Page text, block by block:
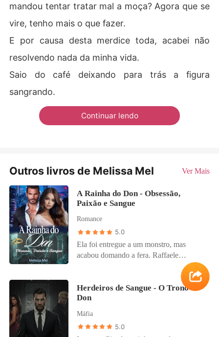
mandou tentar tratar mal a moça? Agora que se
vire, tenho mais o que fazer.
E por causa desta merdice toda, acabei não
resolvendo nada da minha vida.
Saio do café deixando para trás a figura
sangrando.
Continuar lendo
Outros livros de Melissa Mel Ver Mais
A Rainha do Don - Obsessão,
Paixão e Sangue
Romance
5.0
Ela foi entregue a um monstro, mas
acabou domando a fera. Raffaele
Valentini é um rei sem misericórdia, um
Don implacável que governa com sangue
e medo. O poder corre em suas veias, e a
lealdade se conquista com ferro e fogo.
Bianca Corsini foi sacrificada como uma
Herdeiros de Sangue - O Trono do
Don
Máfia
5.0